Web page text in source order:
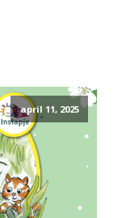
april 11, 2025